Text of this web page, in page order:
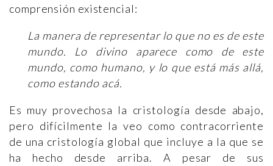
comprensión existencial:
La manera de representar lo que no es de este
mundo. Lo divino aparece como de este
mundo, como humano, y lo que está más allá,
como estando acá.
Es muy provechosa la cristología desde abajo,
pero difícilmente la veo como contracorriente
de una cristología global que incluye a la que se
ha hecho desde arriba. A pesar de sus